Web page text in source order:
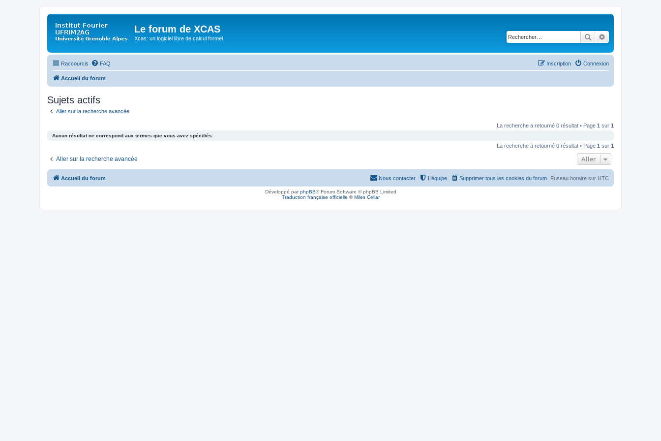
Le forum de XCAS
Xcas: un logiciel libre de calcul formel Rechercher
Raccourcis FAQ Connexion
Inscription
Accueil du forum
Sujets actifs
Aller sur la recherche avancée
La recherche a retourné 0 résultat • Page 1 sur 1
Aucun résultat ne correspond aux termes que vous avez spécifiés.
La recherche a retourné 0 résultat • Page 1 sur 1
Aller sur la recherche avancée Aller
Accueil du forum Fuseau horaire sur UTC
Supprimer tous les cookies du forum
L’équipe
Nous contacter
Développé parphpBB® Forum Software © phpBB Limited
Traduction française officielle ©Miles Cellar